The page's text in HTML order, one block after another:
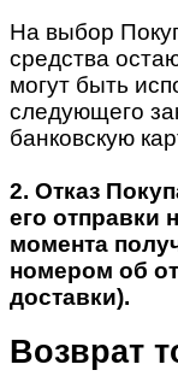
На выбор
средства
могут быть
следующего
банковскую
2. Отказ
его отправки
момента
номером об
доставки).
Возврат